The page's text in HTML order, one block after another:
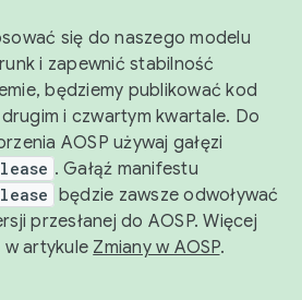
się do naszego modelu
i zapewnić stabilność
będziemy publikować kod
i czwartym kwartale. Do
AOSP używaj gałęzi
. Gałąź manifestu
będzie zawsze odwoływać
przesłanej do AOSP. Więcej
w artykule Zmiany w AOSP.